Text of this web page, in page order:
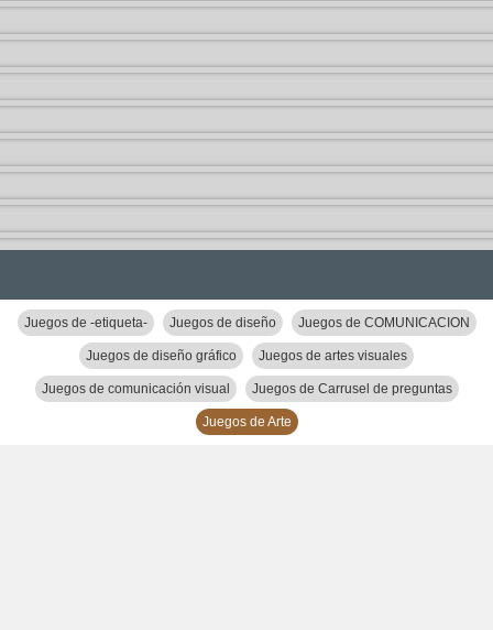
Juegos de -etiqueta- Juegos de diseño Juegos de COMUNICACION
Juegos de diseño gráfico Juegos de artes visuales
Juegos de comunicación visual Juegos de Carrusel de preguntas
Juegos de Arte